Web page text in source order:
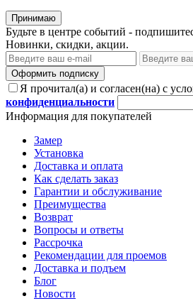
Принимаю
Будьте в центре событий -
Новинки, скидки, акции.
Оформить подписку
Я прочитал(а) и согласен(на) с
конфиденциальности
Информация для покупателей
Замер
Установка
Доставка и оплата
Как сделать заказ
Гарантии и обслуживание
Преимущества
Возврат
Вопросы и ответы
Рассрочка
Рекомендации для проемов
Доставка и подъем
Блог
Новости